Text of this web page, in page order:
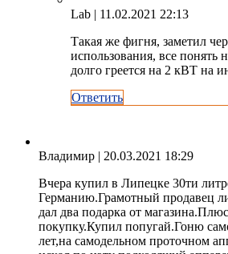
Lab | 11.02.2021 22:13
Такая же фигня, заметил
использования, все понять
долго греется на 2 кВТ на
Ответить
Владимир | 20.03.2021 18:29
Вчера купил в Липецке 30ти
Германию.Грамотный продавец
дал два подарка от
покупку.Купил попугай.Гоню
лет,на самодельном проточном